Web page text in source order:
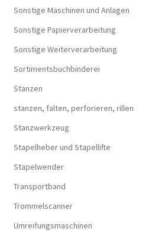
Sonstige Maschinen und Anlagen
Sonstige Papierverarbeitung
Sonstige Weiterverarbeitung
Sortimentsbuchbinderei
Stanzen
stanzen, falten, perforieren, rillen
Stanzwerkzeug
Stapelheber und Stapellifte
Stapelwender
Transportband
Trommelscanner
Umreifungsmaschinen